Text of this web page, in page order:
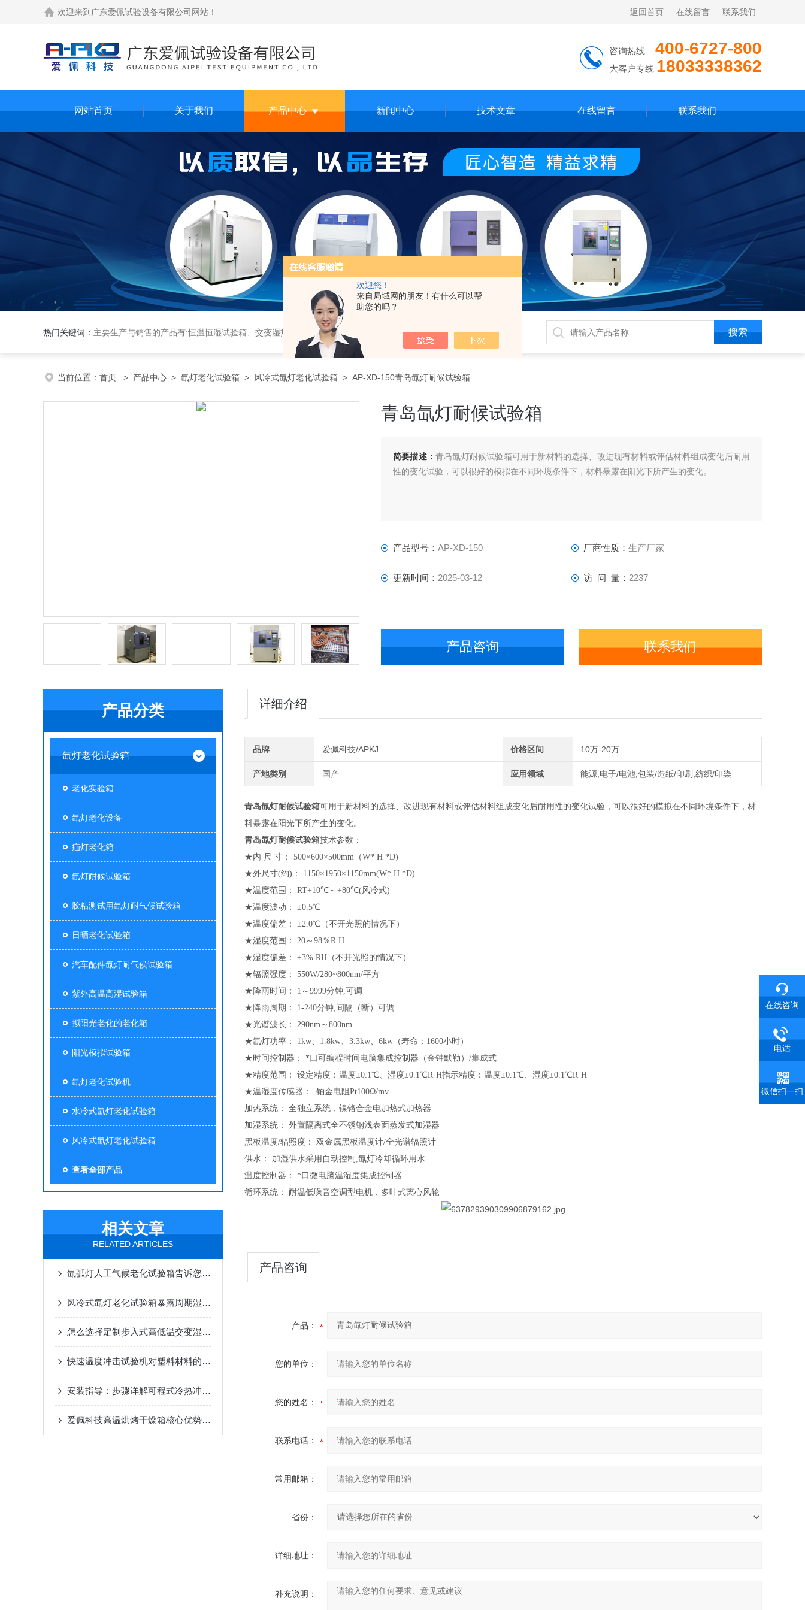
欢迎您！
来自局域网的朋友！有什么可以帮
助您的吗？
欢迎来到 广东爱佩试验设备有限公司网站 ！ 返回首页 在线留言 联系我们
咨询热线 400-6727-800
大客户专线 18033338362
网站首页 关于我们 产品中心 新闻中心 技术文章 在线留言 联系我们
热门关键词： 主要生产与销售的产品有:恒温恒湿试验箱、交变湿热试验箱、高低温交变试验箱、冷热冲击实验箱、紫外光试验箱、氙灯老化箱、恒温恒湿实验室、沙尘试验箱、淋雨试验箱、盐水喷雾试验箱、各种振动试验台、拉力试验机、蒸汽老化试验机、跌落试验机、插拔力试验机、按健寿命试验机、纸带耐磨擦试验机、工业烘烤箱
当前位置： 首页 > 产品中心 > 氙灯老化试验箱 > 风冷式氙灯老化试验箱 > AP-XD-150青岛氙灯耐候试验箱
青岛氙灯耐候试验箱
简要描述： 青岛氙灯耐候试验箱可用于新材料的选择、改进现有材料或评估材料组成变化后耐用
性的变化试验，可以很好的模拟在不同环境条件下，材料暴露在阳光下所产生的变化。
产品型号： AP-XD-150 厂商性质： 生产厂家
更新时间： 2025-03-12 访 问 量： 2237
产品咨询 联系我们
产品分类
氙灯老化试验箱
老化实验箱
氙灯老化设备
疝灯老化箱
氙灯耐候试验箱
胶粘测试用氙灯耐气候试验箱
日晒老化试验箱
汽车配件氙灯耐气侯试验箱
紫外高温高湿试验箱
拟阳光老化的老化箱
阳光模拟试验箱
氙灯老化试验机
水冷式氙灯老化试验箱
风冷式氙灯老化试验箱
查看全部产品
相关文章
RELATED ARTICLES
氙弧灯人工气候老化试验箱告诉您，如何实现精准老化测试？
风冷式氙灯老化试验箱暴露周期湿度范围
怎么选择定制步入式高低温交变湿热实验室厂家
快速温度冲击试验机对塑料材料的影响研究
安装指导：步骤详解可程式冷热冲击试验机的专业安装
爱佩科技高温烘烤干燥箱核心优势详解
详细介绍
品牌 爱佩科技/APKJ 价格区间 10万-20万
产地类别 国产 应用领域 能源,电子/电池,包装/造纸/印刷,纺织/印染
青岛氙灯耐候试验箱可用于新材料的选择、改进现有材料或评估材料组成变化后耐用性的变化试验，可以很好的模拟在不同环境条件下，材
料暴露在阳光下所产生的变化。
青岛氙灯耐候试验箱技术参数：
★内 尺 寸： 500×600×500mm（W* H *D)
★外尺寸(约)： 1150×1950×1150mm(W* H *D)
★温度范围： RT+10℃～+80℃(风冷式)
★温度波动： ±0.5℃
★温度偏差： ±2.0℃（不开光照的情况下）
★湿度范围： 20～98％R.H
★湿度偏差： ±3% RH（不开光照的情况下）
★辐照强度： 550W/280~800nm/平方
★降雨时间： 1～9999分钟,可调
★降雨周期： 1-240分钟,间隔（断）可调
★光谱波长： 290nm～800nm
★氙灯功率： 1kw、1.8kw、3.3kw、6kw（寿命：1600小时）
★时间控制器： *口可编程时间电脑集成控制器（金钟默勒）/集成式
★精度范围： 设定精度：温度±0.1℃、湿度±0.1℃R·H指示精度：温度±0.1℃、湿度±0.1℃R·H
★温湿度传感器： 铂金电阻Pt100Ω/mv
加热系统： 全独立系统，镍铬合金电加热式加热器
加湿系统： 外置隔离式全不锈钢浅表面蒸发式加湿器
黑板温度/辐照度： 双金属黑板温度计/全光谱辐照计
供水： 加湿供水采用自动控制,氙灯冷却循环用水
温度控制器： *口微电脑温湿度集成控制器
循环系统： 耐温低噪音空调型电机，多叶式离心风轮
产品咨询
产品：
您的单位：
您的姓名：
联系电话：
常用邮箱：
省份：
详细地址：
补充说明：
在线咨询
电话
微信扫一扫